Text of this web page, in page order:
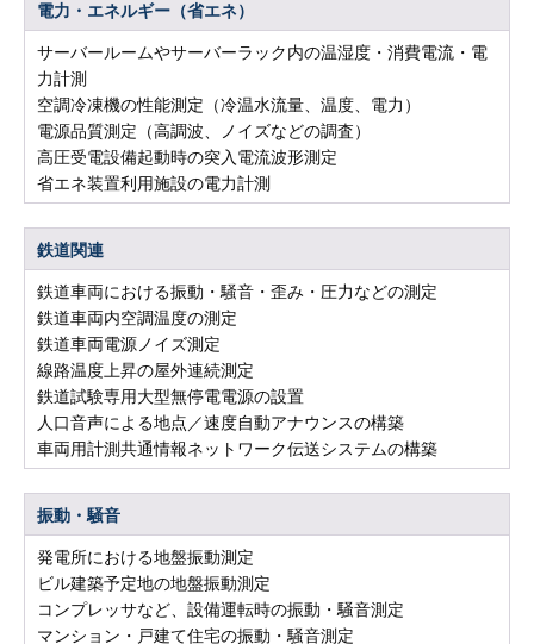
電力・エネルギー（省エネ）
サーバールームやサーバーラック内の温湿度・消費電流・電
力計測
空調冷凍機の性能測定（冷温水流量、温度、電力）
電源品質測定（高調波、ノイズなどの調査）
高圧受電設備起動時の突入電流波形測定
省エネ装置利用施設の電力計測
鉄道関連
鉄道車両における振動・騒音・歪み・圧力などの測定
鉄道車両内空調温度の測定
鉄道車両電源ノイズ測定
線路温度上昇の屋外連続測定
鉄道試験専用大型無停電電源の設置
人口音声による地点／速度自動アナウンスの構築
車両用計測共通情報ネットワーク伝送システムの構築
振動・騒音
発電所における地盤振動測定
ビル建築予定地の地盤振動測定
コンプレッサなど、設備運転時の振動・騒音測定
マンション・戸建て住宅の振動・騒音測定